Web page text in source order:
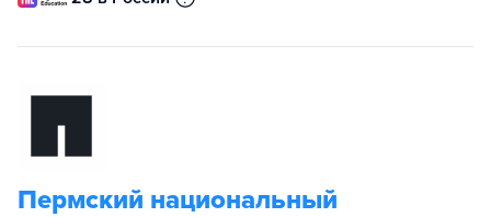
Пермский национальный